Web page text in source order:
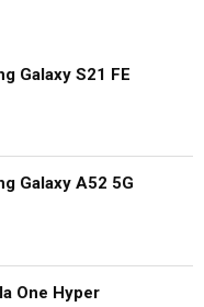
Galaxy S21 FE
Galaxy A52 5G
One Hyper